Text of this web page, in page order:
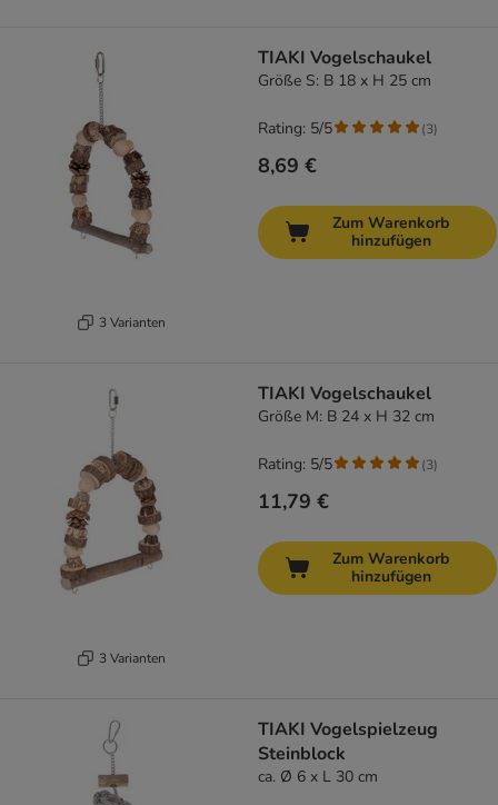
3 Varianten
TIAKI Vogelschaukel
Größe S: B 18 x H 25 cm
8,69 €
Rating: 5/5 (3)
Zum Warenkorb
hinzufügen
3 Varianten
TIAKI Vogelschaukel
Größe M: B 24 x H 32 cm
11,79 €
Rating: 5/5 (3)
Zum Warenkorb
hinzufügen
TIAKI Vogelspielzeug
Steinblock
ca. Ø 6 x L 30 cm